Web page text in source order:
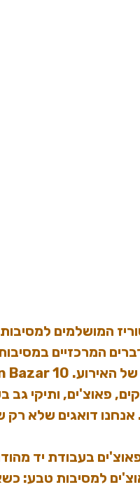
המושלמים
המרכזיים
האירוע. Bazar 10
פאוצ'ים, ותיקי גב
אנחנו דואגים שלא רק
בעבודת יד
למסיבות טבע: